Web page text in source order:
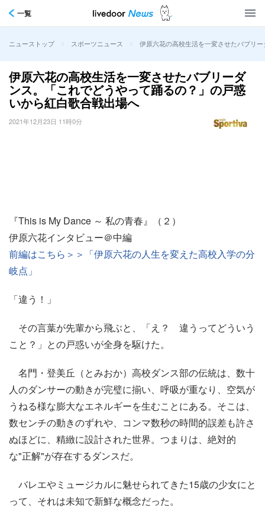
一覧
ニューストップ > スポーツニュース > 伊原六花の高校生活を一変させたバブリ
伊原六花の高校生活を一変させたバブリーダ
ンス。「これでどうやって踊るの？」の戸惑
いから紅白歌合戦出場へ
2021年12月23日 11時0分
『This is My Dance ～ 私の青春』（２）
伊原六花インタビュー＠中編
前編はこちら＞＞「伊原六花の人生を変えた高校入学の分
岐点」
「違う！」
その言葉が先輩から飛ぶと、「え？ 違うってどういう
こと？」との戸惑いが全身を駆けた。
名門・登美丘（とみおか）高校ダンス部の伝統は、数十
人のダンサーの動きが完璧に揃い、呼吸が重なり、空気が
うねる様な膨大なエネルギーを生むことにある。そこは、
数センチの動きのずれや、コンマ数秒の時間的誤差も許さ
ぬほどに、精緻に設計された世界。つまりは、絶対的
な"正解"が存在するダンスだ。
バレエやミュージカルに魅せられてきた15歳の少女にと
って、それは未知で新鮮な概念だった。